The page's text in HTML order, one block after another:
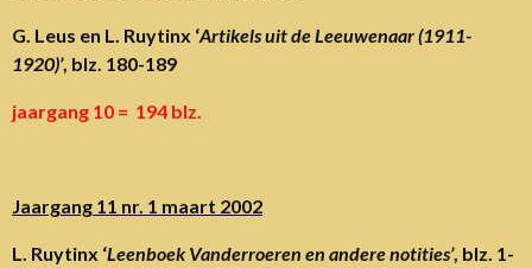
G. Leus en L. Ruytinx ‘Artikels uit de Leeuwenaar (1911-
1920)’, blz. 180-189
jaargang 10 = 194 blz.
Jaargang 11 nr. 1 maart 2002
L. Ruytinx ‘Leenboek Vanderroeren en andere notities’, blz. 1-